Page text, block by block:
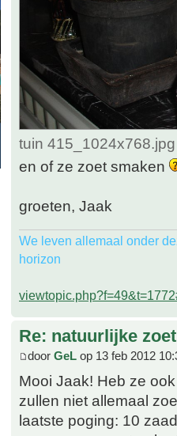
tuin
en of ze zoet smaken
groeten, Jaak
We leven allemaal onder
horizon
Re: natuurlijke
door GeL op 13 feb 2012
Mooi Jaak! Heb ze
zullen niet allemaal
laatste poging: 10